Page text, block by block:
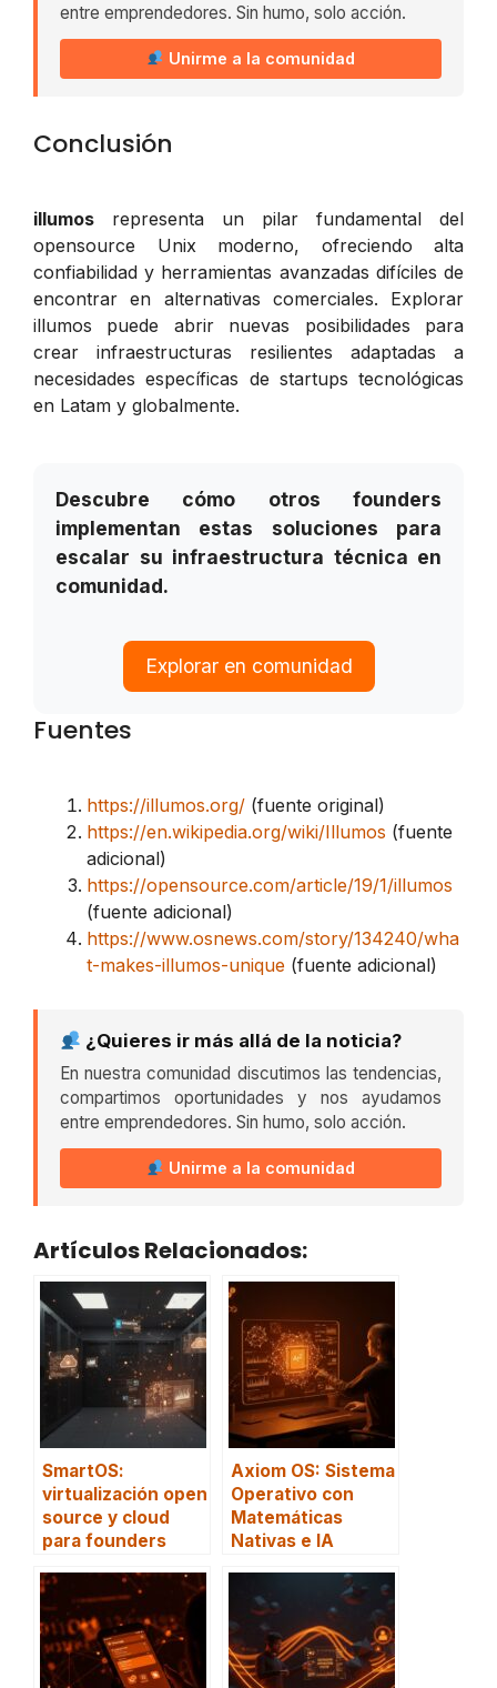
entre emprendedores. Sin humo, solo acción.
Unirme a la comunidad
Conclusión
illumos representa un pilar fundamental del
opensource Unix moderno, ofreciendo alta
confiabilidad y herramientas avanzadas difíciles de
encontrar en alternativas comerciales. Explorar
illumos puede abrir nuevas posibilidades para
crear infraestructuras resilientes adaptadas a
necesidades específicas de startups tecnológicas
en Latam y globalmente.
Descubre cómo otros founders
implementan estas soluciones para
escalar su infraestructura técnica en
comunidad.
Explorar en comunidad
Fuentes
https://illumos.org/ (fuente original)
https://en.wikipedia.org/wiki/Illumos (fuente
adicional)
https://opensource.com/article/19/1/illumos
(fuente adicional)
https://www.osnews.com/story/134240/wha
t-makes-illumos-unique (fuente adicional)
¿Quieres ir más allá de la noticia?
En nuestra comunidad discutimos las tendencias,
compartimos oportunidades y nos ayudamos
entre emprendedores. Sin humo, solo acción.
Unirme a la comunidad
Artículos Relacionados:
SmartOS:
virtualización open
source y cloud
para founders
Axiom OS: Sistema
Operativo con
Matemáticas
Nativas e IA